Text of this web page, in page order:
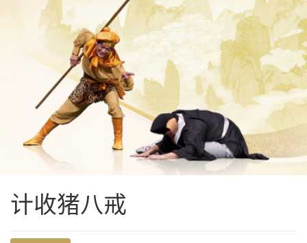
计收猪八戒